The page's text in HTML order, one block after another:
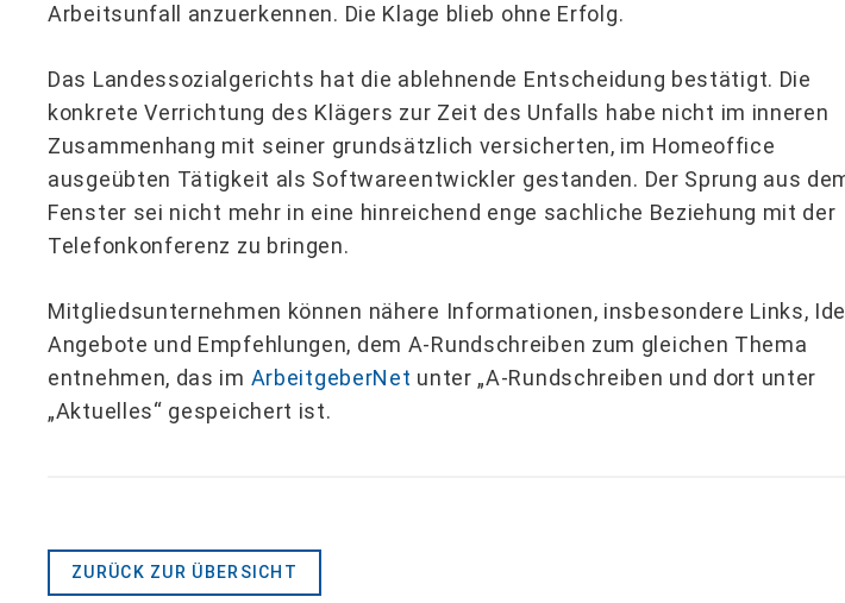
Arbeitsunfall anzuerkennen. Die Klage blieb ohne Erfolg.
Das Landessozialgerichts hat die ablehnende Entscheidung bestätigt. Die
konkrete Verrichtung des Klägers zur Zeit des Unfalls habe nicht im inneren
Zusammenhang mit seiner grundsätzlich versicherten, im Homeoffice
ausgeübten Tätigkeit als Softwareentwickler gestanden. Der Sprung aus
Fenster sei nicht mehr in eine hinreichend enge sachliche Beziehung mit der
Telefonkonferenz zu bringen.
Mitgliedsunternehmen können nähere Informationen, insbesondere Links,
Angebote und Empfehlungen, dem A-Rundschreiben zum gleichen Thema
entnehmen, das im ArbeitgeberNet unter „A-Rundschreiben und dort unter
„Aktuelles“ gespeichert ist.
ZURÜCK ZUR ÜBERSICHT